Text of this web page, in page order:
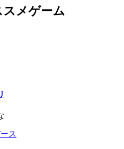
メゲーム